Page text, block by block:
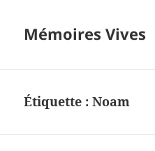
Mémoires Vives
Étiquette :Noam